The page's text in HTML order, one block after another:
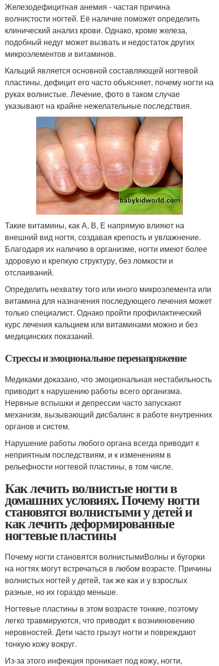
Железодефицитная анемия - частая причина
волнистости ногтей. Её наличие поможет определить
клинический анализ крови. Однако, кроме железа,
подобный недуг может вызвать и недостаток других
микроэлементов и витаминов.
Кальций является основной составляющей ногтевой
пластины, дефицит его часто объясняет, почему ногти на
руках волнистые. Лечение, фото в таком случае
указывают на крайне нежелательные последствия.
Такие витамины, как А, В, Е напрямую влияют на
внешний вид ногтя, создавая крепость и увлажнение.
Благодаря их наличию в организме, ногти имеют более
здоровую и крепкую структуру, без ломкости и
отслаиваний.
Определить нехватку того или иного микроэлемента или
витамина для назначения последующего лечения может
только специалист. Однако пройти профилактический
курс лечения кальцием или витаминами можно и без
медицинских показаний.
Стрессы и эмоциональное перенапряжение
Медиками доказано, что эмоциональная нестабильность
приводит к нарушению работы всего организма.
Нервные вспышки и депрессии часто запускают
механизм, вызывающий дисбаланс в работе внутренних
органов и систем.
Нарушение работы любого органа всегда приводит к
неприятным последствиям, и к изменениям в
рельефности ногтевой пластины, в том числе.
Как лечить волнистые ногти в
домашних условиях. Почему ногти
становятся волнистыми у детей и
как лечить деформированные
ногтевые пластины
Почему ногти становятся волнистымиВолны и бугорки
на ногтях могут встречаться в любом возрасте. Причины
волнистых ногтей у детей, так же как и у взрослых
разные, но их гораздо меньше.
Ногтевые пластины в этом возрасте тонкие, поэтому
легко травмируются, что приводит к возникновению
неровностей. Дети часто грызут ногти и повреждают
тонкую кожу вокруг.
Из-за этого инфекция проникает под кожу, ногти,